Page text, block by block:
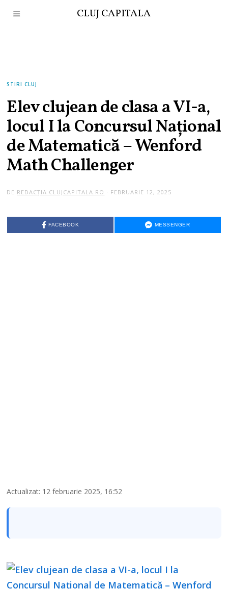
CLUJ CAPITALA
STIRI CLUJ
Elev clujean de clasa a VI-a,
locul I la Concursul Național
de Matematică – Wenford
Math Challenger
DE REDACȚIA CLUJCAPITALA.RO FEBRUARIE 12, 2025
FACEBOOK MESSENGER
Actualizat: 12 februarie 2025, 16:52